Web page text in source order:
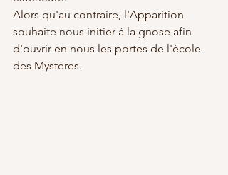
Alors qu'au contraire, l'Apparition
souhaite nous initier à la gnose afin
d'ouvrir en nous les portes de l'école
des Mystères.